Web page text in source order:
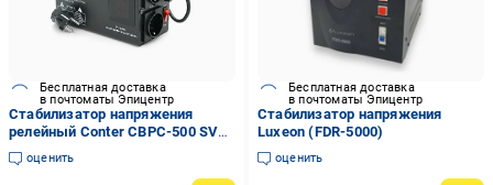
Бесплатная доставка
в почтоматы Эпицентр
Стабилизатор напряжения
релейный Conter СВРС-500 SVR-
500VA/375W (36328024)
оценить
Бесплатная доставка
в почтоматы Эпицентр
Стабилизатор напряжения
Luxeon (FDR-5000)
оценить